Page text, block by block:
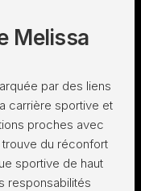
Melissa
par des liens
carrière sportive et
proches avec
du réconfort
sportive de haut
responsabilités